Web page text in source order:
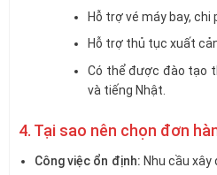
Hỗ trợ vé máy bay, chi
Hỗ trợ thủ tục xuất
Có thể được đào tạo
và tiếng Nhật.
4. Tại sao nên chọn đơn
Công việc ổn định: Nhu cầu xây